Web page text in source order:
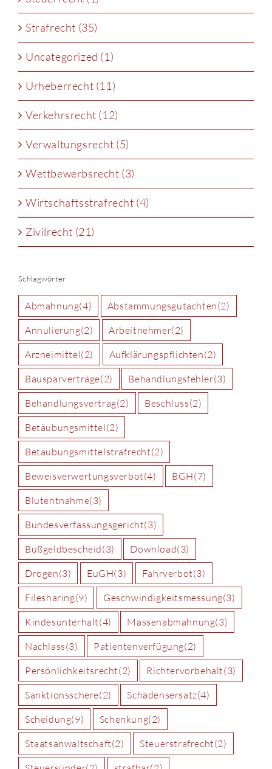
Strafrecht (35)
Uncategorized (1)
Urheberrecht (11)
Verkehrsrecht (12)
Verwaltungsrecht (5)
Wettbewerbsrecht (3)
Wirtschaftsstrafrecht (4)
Zivilrecht (21)
Schlagwörter
Abmahnung(4) Abstammungsgutachten(2)
Annulierung(2) Arbeitnehmer(2)
Arzneimittel(2) Aufklärungspflichten(2)
Bausparverträge(2) Behandlungsfehler(3)
Behandlungsvertrag(2) Beschluss(2)
Betäubungsmittel(2)
Betäubungsmittelstrafrecht(2)
Beweisverwertungsverbot(4) BGH(7)
Blutentnahme(3)
Bundesverfassungsgericht(3)
Bußgeldbescheid(3) Download(3)
Drogen(3) EuGH(3) Fahrverbot(3)
Filesharing(9) Geschwindigkeitsmessung(3)
Kindesunterhalt(4) Massenabmahnung(3)
Nachlass(3) Patientenverfügung(2)
Persönlichkeitsrecht(2) Richtervorbehalt(3)
Sanktionsschere(2) Schadensersatz(4)
Scheidung(9) Schenkung(2)
Staatsanwaltschaft(2) Steuerstrafrecht(2)